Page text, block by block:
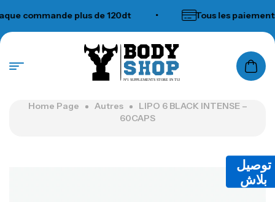
commande plus de 120dt Tous les paiements
N°1 SUPPLEMENTS STORE IN TUNISIA
Home Page Autres
LIPO 6 BLACK INTENSE –
60CAPS
توصيل
بلاش